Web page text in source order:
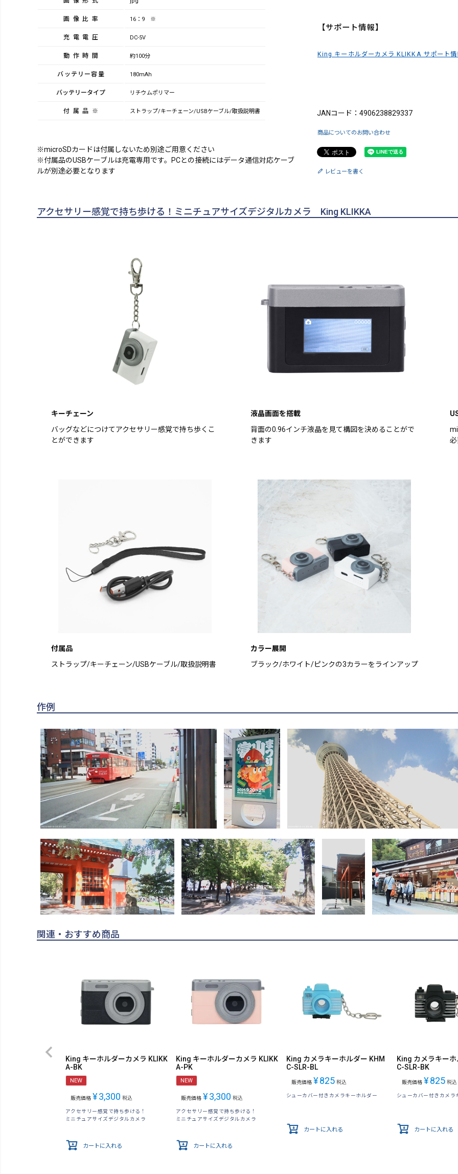
画像比率 16：9 ※
充電電圧 DC-5V
動作時間 約100分
バッテリー容量 180mAh
バッテリータイプ リチウムポリマー
付属品※ ストラップ/キーチェーン/USBケーブル/取扱説明書
※microSDカードは付属しないため別途ご用意ください
※付属品のUSBケーブルは充電専用です。PCとの接続にはデータ通信対応ケーブ
ルが別途必要となります
【サポート情報】
King キーホルダーカメラ KLIKKA サポート情
JANコード：4906238829337
商品についてのお問い合わせ
レビューを書く
アクセサリー感覚で持ち歩ける！ミニチュアサイズデジタルカメラ King KLIKKA
キーチェーン
バッグなどにつけてアクセサリー感覚で持ち歩くこ
とができます
液晶画面を搭載
背面の0.96インチ液晶を見て構図を決めることがで
きます
付属品
ストラップ/キーチェーン/USBケーブル/取扱説明書
カラー展開
ブラック/ホワイト/ピンクの3カラーをラインアップ
作例
関連・おすすめ商品
King キーホルダーカメラ KLIKK
A-BK
NEW
販売価格 ¥3,300 税込
アクセサリー感覚で持ち歩ける！
ミニチュアサイズデジタルカメラ
カートに入れる
King キーホルダーカメラ KLIKK
A-PK
NEW
販売価格 ¥3,300 税込
アクセサリー感覚で持ち歩ける！
ミニチュアサイズデジタルカメラ
カートに入れる
King カメラキーホルダー KHM
C-SLR-BL
販売価格 ¥825 税込
シューカバー付きカメラキーホルダー
カートに入れる
King カメラキー
C-SLR-BK
販売価格 ¥825 税込
シューカバー付きカメラ
カートに入れる